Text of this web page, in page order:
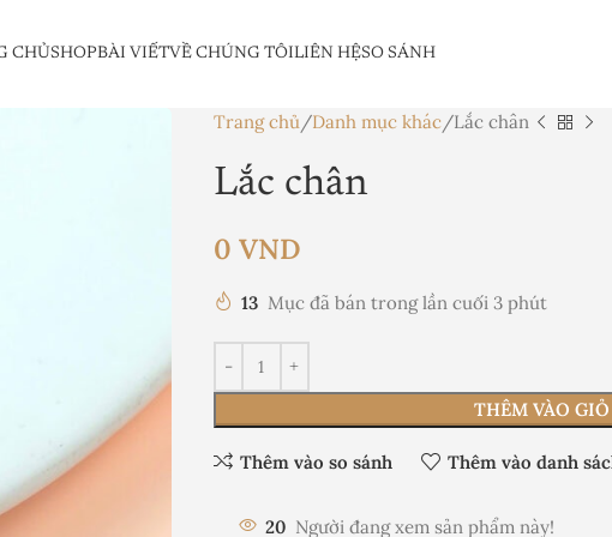
CHỦSHOPBÀI VIẾTVỀ CHÚNG TÔILIÊN HỆSO SÁNH
Trang chủ Danh mục khác Lắc chân
Lắc chân
0 VND
13 Mục đã bán trong lần cuối 3 phút
THÊM VÀO
Thêm vào so sánh Thêm vào danh
20 Người đang xem sản phẩm này!